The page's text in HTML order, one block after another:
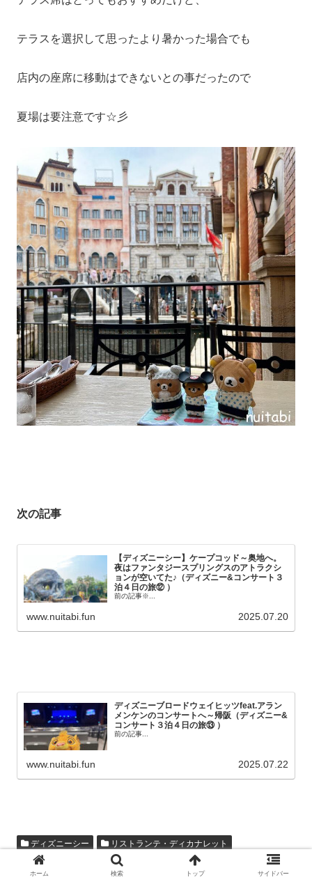
テラスを選択して思ったより暑かった場合でも
店内の座席に移動はできないとの事だったので
夏場は要注意です☆彡
次の記事
【ディズニーシー】ケープコッド～奥地へ。
夜はファンタジースプリングスのアトラクシ
ョンが空いてた♪（ディズニー&コンサート３
泊４日の旅⑫ ）
前の記事※...
www.nuitabi.fun 2025.07.20
ディズニーブロードウェイヒッツfeat.アラン
メンケンのコンサートへ～帰阪（ディズニー&
コンサート３泊４日の旅⑬ ）
前の記事...
www.nuitabi.fun 2025.07.22
ディズニーシー
リストランテ・ディカナレット
東京ディズニーリゾート
ホーム 検索 トップ サイドバー